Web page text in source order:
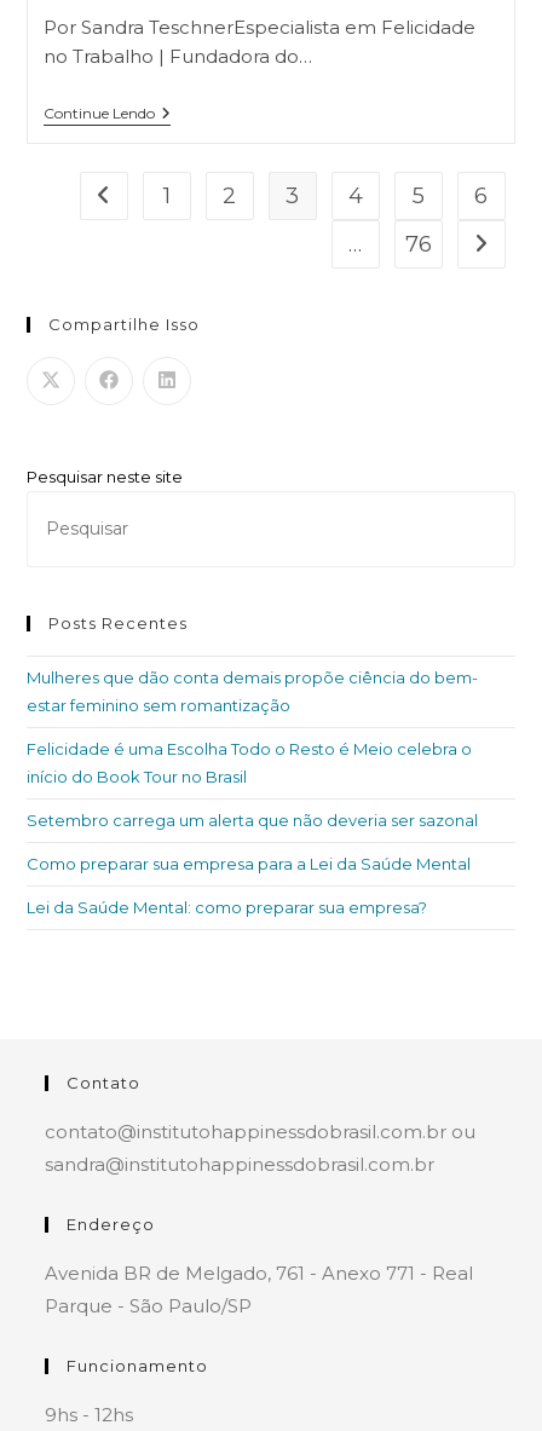
Por Sandra TeschnerEspecialista em Felicidade
no Trabalho | Fundadora do…
Continue Lendo
1 2 3 4 5
6
…
76
Compartilhe Isso
Pesquisar neste site
Posts Recentes
Mulheres que dão conta demais propõe ciência do bem-
estar feminino sem romantização
Felicidade é uma Escolha Todo o Resto é Meio celebra o
início do Book Tour no Brasil
Setembro carrega um alerta que não deveria ser sazonal
Como preparar sua empresa para a Lei da Saúde Mental
Lei da Saúde Mental: como preparar sua empresa?
Contato
contato@institutohappinessdobrasil.com.br ou
sandra@institutohappinessdobrasil.com.br
Endereço
Avenida BR de Melgado, 761 - Anexo 771 - Real
Parque - São Paulo/SP
Funcionamento
9hs - 12hs